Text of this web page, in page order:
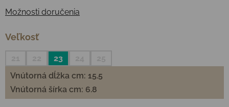
Možnosti doručenia
Veľkosť
23
Vnútorná dĺžka cm: 15.5
Vnútorná šírka cm: 6.8